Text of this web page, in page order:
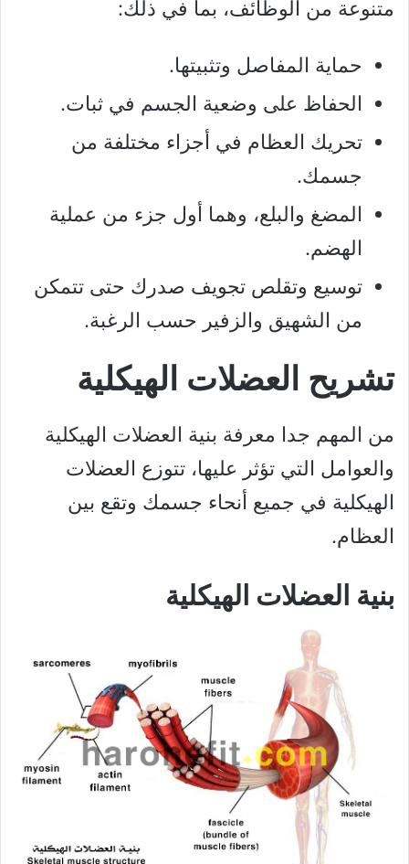
متنوعة من الوظائف، بما في ذلك:
حماية المفاصل وتثبيتها.
الحفاظ على وضعية الجسم في ثبات.
تحريك العظام في أجزاء مختلفة من
جسمك.
المضغ والبلع، وهما أول جزء من عملية
الهضم.
توسيع وتقلص تجويف صدرك حتى تتمكن
من الشهيق والزفير حسب الرغبة.
تشريح العضلات الهيكلية
من المهم جدا معرفة بنية العضلات الهيكلية
والعوامل التي تؤثر عليها، تتوزع العضلات
الهيكلية في جميع أنحاء جسمك وتقع بين
العظام.
بنية العضلات الهيكلية